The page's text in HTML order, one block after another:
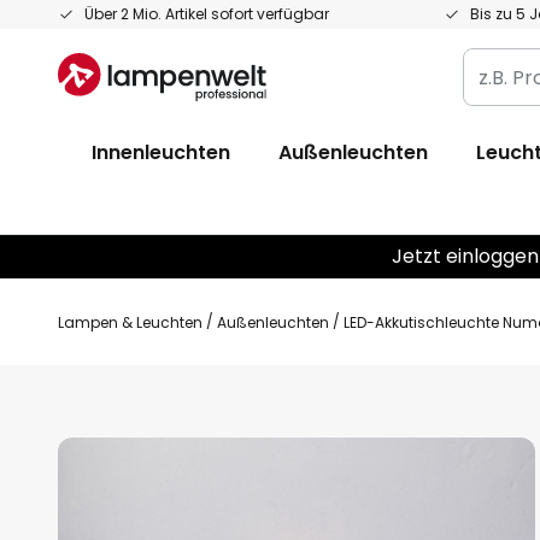
Über 2 Mio. Artikel sofort verfügbar Bis zu 5
Zum
springen
z.B.
Produkt,
EAN
Innenleuchten Außenleuchten
Jetzt
Lampen & Leuchten Außenleuchten LED-Akkutischleuchte
Zum